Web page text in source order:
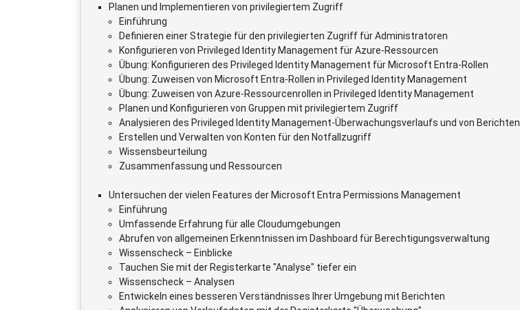
Planen und Implementieren von privilegiertem Zugriff
Einführung
Definieren einer Strategie für den privilegierten Zugriff für Administratoren
Konfigurieren von Privileged Identity Management für Azure-Ressourcen
Übung: Konfigurieren des Privileged Identity Management für Microsoft Entra-Rollen
Übung: Zuweisen von Microsoft Entra-Rollen in Privileged Identity Management
Übung: Zuweisen von Azure-Ressourcenrollen in Privileged Identity Management
Planen und Konfigurieren von Gruppen mit privilegiertem Zugriff
Analysieren des Privileged Identity Management-Überwachungsverlaufs und von Berichten
Erstellen und Verwalten von Konten für den Notfallzugriff
Wissensbeurteilung
Zusammenfassung und Ressourcen
Untersuchen der vielen Features der Microsoft Entra Permissions Management
Einführung
Umfassende Erfahrung für alle Cloudumgebungen
Abrufen von allgemeinen Erkenntnissen im Dashboard für Berechtigungsverwaltung
Wissenscheck – Einblicke
Tauchen Sie mit der Registerkarte "Analyse" tiefer ein
Wissenscheck – Analysen
Entwickeln eines besseren Verständnisses Ihrer Umgebung mit Berichten